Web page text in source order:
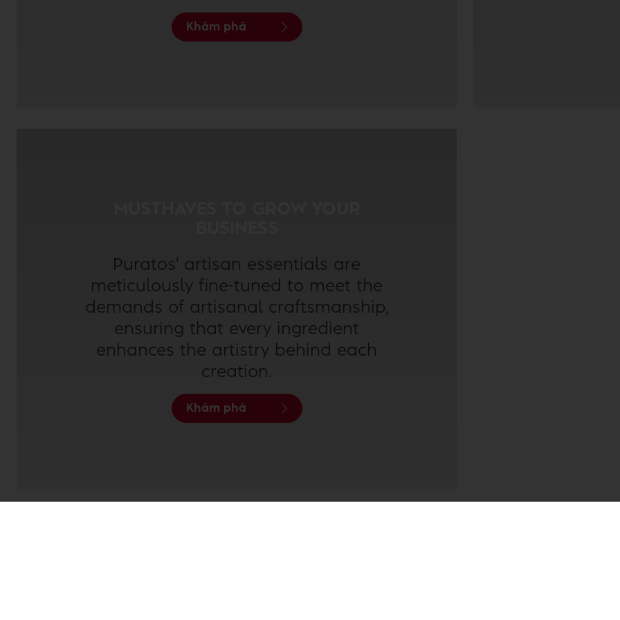
Khám phá
Puratos' artisan essentials are
meticulously fine-tuned to meet the
demands of artisanal craftsmanship,
ensuring that every ingredient
enhances the artistry behind each
creation.
Khám phá